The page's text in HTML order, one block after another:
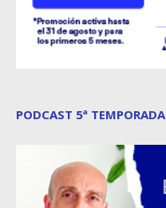
PODCAST 5ª TEMPORADA